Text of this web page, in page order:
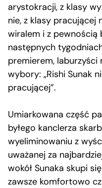
arystokracji, z klasy
nie, z klasy pracującej
wiralem i z pewnością
następnych
premierem, laburzyści
wybory: „Rishi Sunak
pracującej”.
Umiarkowana część
byłego kanclerza
wyeliminowaniu z
uważanej za
wokół Sunaka skupi
zawsze komfortowo